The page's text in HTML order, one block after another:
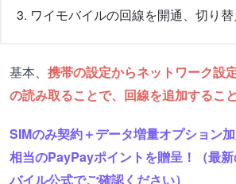
ワイモバイルの回線を開通、切り
基本、 携帯の設定からネットワーク設
の読み取ることで、回線を追加するこ
SIMのみ契約＋データ増量オプション
相当のPayPayポイントを贈呈！（最
バイル公式でご確認ください）